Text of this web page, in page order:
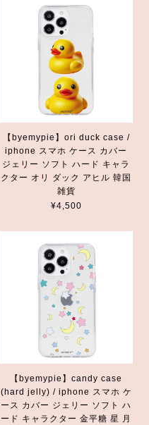
【byemypie】ori duck case /
iphone スマホ ケース カバー
ジェリー ソフト ハード キャラ
クター オリ ダック アヒル 韓国
雑貨
¥4,500
【byemypie】candy case
(hard jelly) / iphone スマホ ケ
ース カバー ジェリー ソフト ハ
ード キャラクター 金平糖 星 月